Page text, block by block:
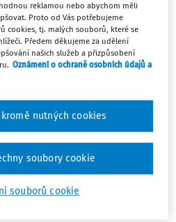
15 C 294/2020 - 277
- Bezpečnost a ochrana
družstvo; Náklady
Pracovní úraz;
pracovní; Znalecký
reklamou nebo abychom měli
Proto od Vás potřebujeme
cookies, tj. malých souborů, které se
Předem děkujeme za udělení
našich služeb a přizpůsobení
Oznámení o ochraně osobních údajů a
souborů cookie
nutných cookies
soubory cookie